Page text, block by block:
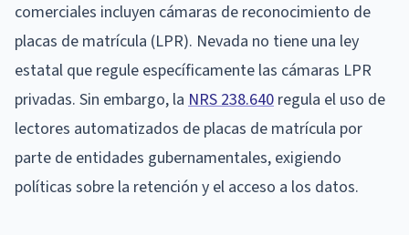
comerciales incluyen cámaras de reconocimiento de
placas de matrícula (LPR). Nevada no tiene una ley
estatal que regule específicamente las cámaras LPR
privadas. Sin embargo, la NRS 238.640 regula el uso de
lectores automatizados de placas de matrícula por
parte de entidades gubernamentales, exigiendo
políticas sobre la retención y el acceso a los datos.